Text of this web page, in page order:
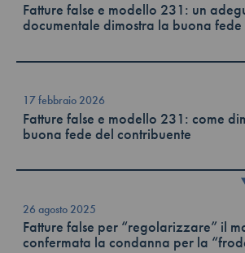
Fatture false e modello 231: un
documentale dimostra la buona
17 febbraio 2026
Fatture false e modello 231: come
buona fede del contribuente
26 agosto 2025
Fatture false per “regolarizzare” il
confermata la condanna per la